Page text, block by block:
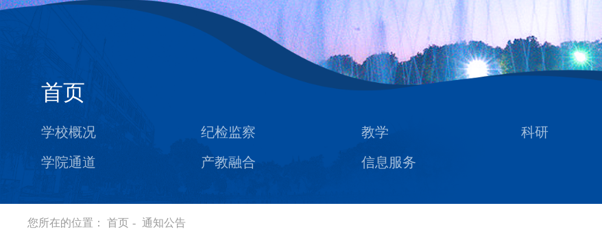
首页
学校概况 纪检监察 教学 科研
学院通道
产教融合 信息服务
您所在的位置： 首页 - 通知公告